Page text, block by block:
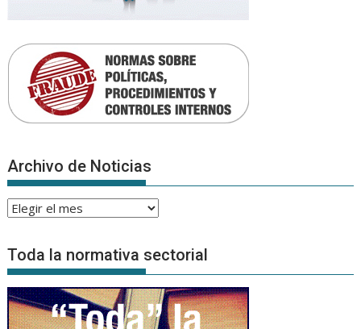
Archivo de Noticias
Archivo
Noticias
Toda la normativa sectorial